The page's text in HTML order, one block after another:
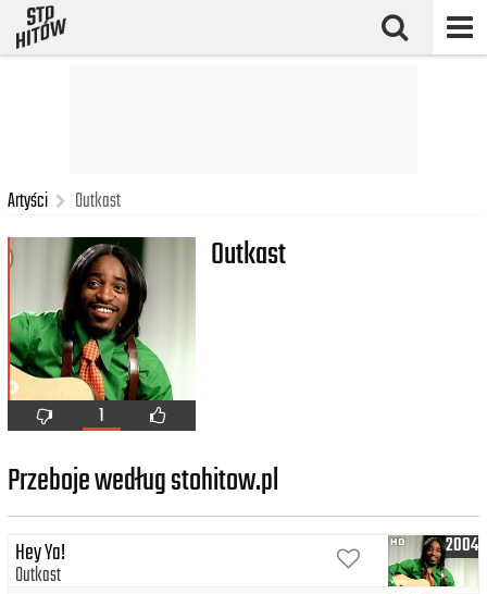
Artyści Outkast
1
Outkast
Przeboje według stohitow.pl
2004
Hey Ya!
Outkast